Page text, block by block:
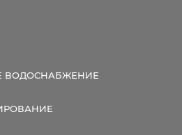
ВОДОСНАБЖЕНИЕ